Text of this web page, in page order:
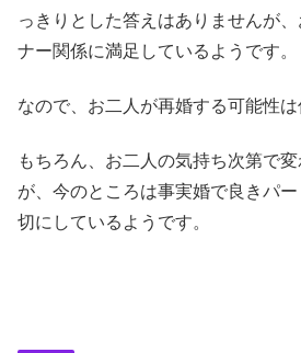
っきりとした答えはありませんが
ナー関係に満足しているようです。
なので、お二人が再婚する可能性は
もちろん、お二人の気持ち次第で
が、今のところは事実婚で良きパ
切にしているようです。